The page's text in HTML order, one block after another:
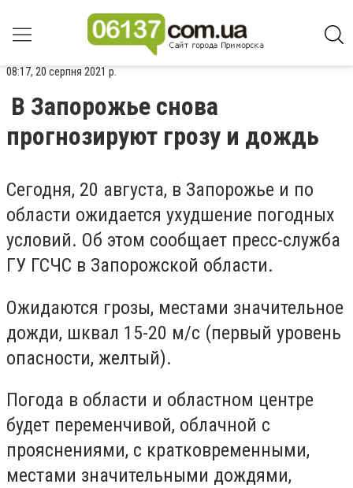
08:17, 20 серпня 2021 р.
В Запорожье снова
прогнозируют грозу и дождь
Сегодня, 20 августа, в Запорожье и по
области ожидается ухудшение погодных
условий. Об этом сообщает пресс-служба
ГУ ГСЧС в Запорожской области.
Ожидаются грозы, местами значительное
дожди, шквал 15-20 м/с (первый уровень
опасности, желтый).
Погода в области и областном центре
будет переменчивой, облачной с
прояснениями, с кратковременными,
местами значительными дождями,